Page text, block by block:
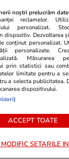
Decizia de ultim
Bolojan!
în politică.
premierul demis
noștri prelucrăm
reclamelor.
personalizat.
dispozitiv. Dezvoltarea
conținut personalizat.
personalizate.
Măsurarea
prin statistici sau
limitate pentru a
a selecta publicitatea.
dispozitivului.
ACCEPT TOATE
SETARILE